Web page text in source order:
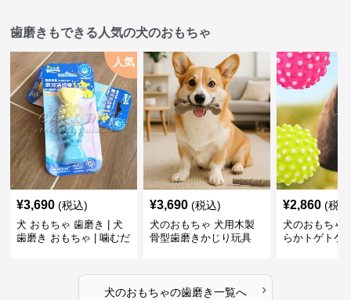
歯磨きもできる人気の犬のおもちゃ
人気
¥3,690 (税込)
犬 おもちゃ 歯磨き | 犬
歯磨き おもちゃ | 噛むだ
¥3,690 (税込)
犬のおもちゃ 犬用木製
骨型歯磨きかじり玩具
¥2,860 (税
犬のおもちゃ
らかトゲトゲ
犬のおもちゃの歯磨き一覧へ ›